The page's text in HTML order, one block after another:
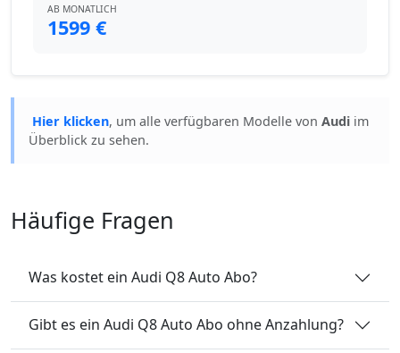
AB MONATLICH
1599 €
Hier klicken, um alle verfügbaren Modelle von Audi im
Überblick zu sehen.
Häufige Fragen
Was kostet ein Audi Q8 Auto Abo?
Gibt es ein Audi Q8 Auto Abo ohne Anzahlung?